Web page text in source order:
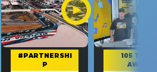
#PARTNERSHI
P
105 TAKE
AWAY